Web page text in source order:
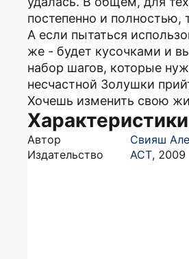
постепенно и полностью,
А если пытаться
же - будет кусочками и
набор шагов, которые
несчастной Золушки
Хочешь изменить свою
Характеристики
Автор
Свияш
Издательство
АСТ, 2009